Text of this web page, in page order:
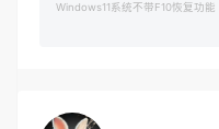
Windows11系统不带F10恢复功能